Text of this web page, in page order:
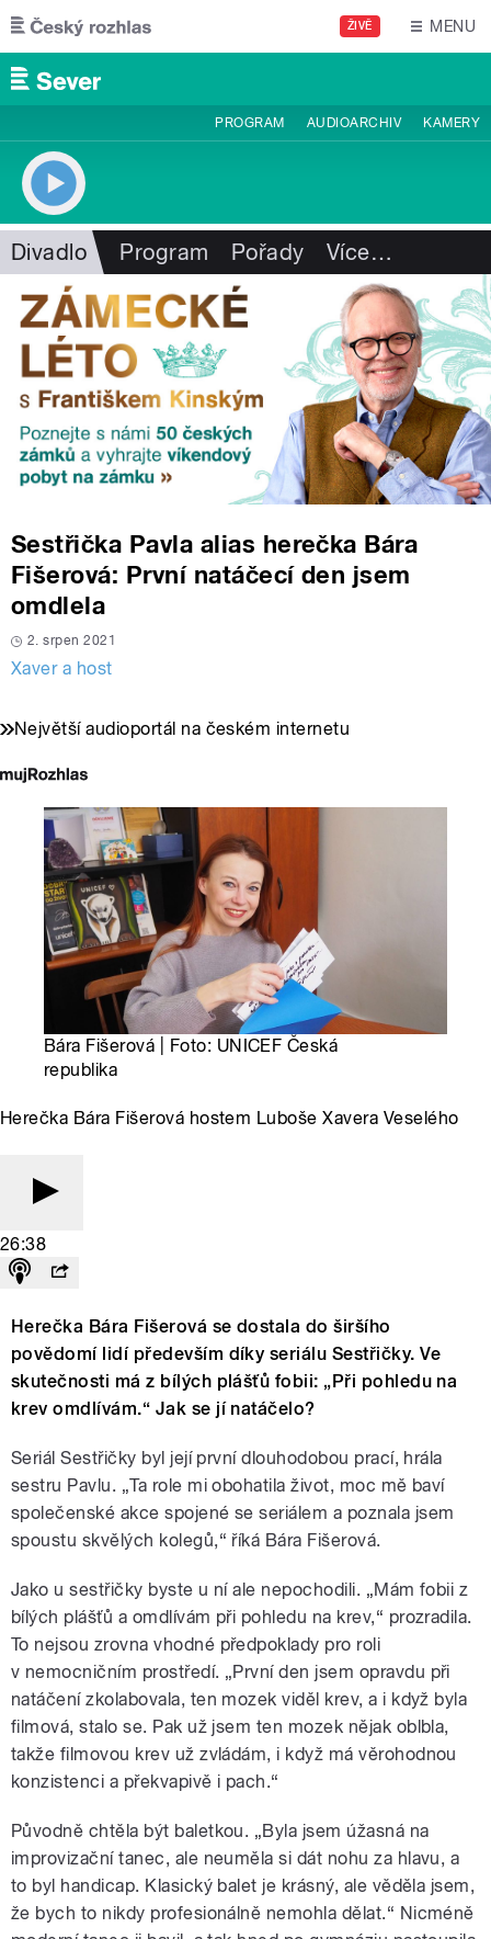
Přejít k hlavnímu obsahu
ŽIVĚ MENU
PROGRAM AUDIOARCHIV KAMERY
Divadlo Program Pořady Více…
Sestřička Pavla alias herečka Bára
Fišerová: První natáčecí den jsem
omdlela
2. srpen 2021
Xaver a host
Největší audioportál na českém internetu
Bára Fišerová | Foto: UNICEF Česká
republika
Herečka Bára Fišerová hostem Luboše Xavera Veselého
26:38
Herečka Bára Fišerová se dostala do širšího
povědomí lidí především díky seriálu Sestřičky. Ve
skutečnosti má z bílých plášťů fobii: „Při pohledu na
krev omdlívám.“ Jak se jí natáčelo?
Seriál Sestřičky byl její první dlouhodobou prací, hrála
sestru Pavlu. „Ta role mi obohatila život, moc mě baví
společenské akce spojené se seriálem a poznala jsem
spoustu skvělých kolegů,“ říká Bára Fišerová.
Jako u sestřičky byste u ní ale nepochodili. „Mám fobii z
bílých plášťů a omdlívám při pohledu na krev,“ prozradila.
To nejsou zrovna vhodné předpoklady pro roli
v nemocničním prostředí. „První den jsem opravdu při
natáčení zkolabovala, ten mozek viděl krev, a i když byla
filmová, stalo se. Pak už jsem ten mozek nějak oblbla,
takže filmovou krev už zvládám, i když má věrohodnou
konzistenci a překvapivě i pach.“
Původně chtěla být baletkou. „Byla jsem úžasná na
improvizační tanec, ale neuměla si dát nohu za hlavu, a
to byl handicap. Klasický balet je krásný, ale věděla jsem,
že bych to nikdy profesionálně nemohla dělat.“ Nicméně